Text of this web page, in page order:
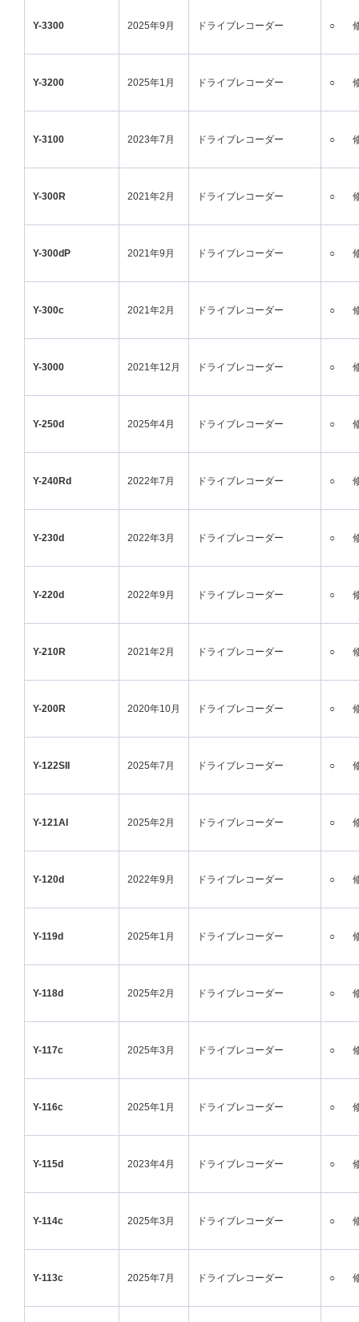
Y-3300 2025年9月 ドライブレコーダー ○
Y-3200 2025年1月 ドライブレコーダー ○
Y-3100 2023年7月 ドライブレコーダー ○
Y-300R 2021年2月 ドライブレコーダー ○
Y-300dP 2021年9月 ドライブレコーダー ○
Y-300c 2021年2月 ドライブレコーダー ○
Y-3000 2021年12月 ドライブレコーダー ○
Y-250d 2025年4月 ドライブレコーダー ○
Y-240Rd 2022年7月 ドライブレコーダー ○
Y-230d 2022年3月 ドライブレコーダー ○
Y-220d 2022年9月 ドライブレコーダー ○
Y-210R 2021年2月 ドライブレコーダー ○
Y-200R 2020年10月 ドライブレコーダー ○
Y-122SII 2025年7月 ドライブレコーダー ○
Y-121AI 2025年2月 ドライブレコーダー ○
Y-120d 2022年9月 ドライブレコーダー ○
Y-119d 2025年1月 ドライブレコーダー ○
Y-118d 2025年2月 ドライブレコーダー ○
Y-117c 2025年3月 ドライブレコーダー ○
Y-116c 2025年1月 ドライブレコーダー ○
Y-115d 2023年4月 ドライブレコーダー ○
Y-114c 2025年3月 ドライブレコーダー ○
Y-113c 2025年7月 ドライブレコーダー ○